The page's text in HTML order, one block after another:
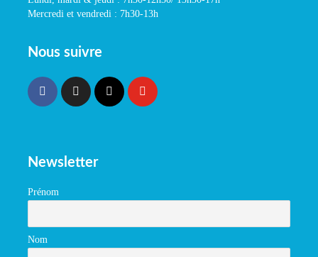
Mercredi et vendredi : 7h30-13h
Nous suivre
Newsletter
Prénom
Nom